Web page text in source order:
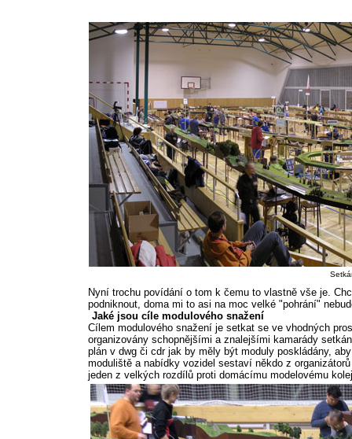
Nyní trochu povídání o tom k čemu to vlastně vše je.
podniknout, doma mi to asi na moc velké "pohrání"
Jaké jsou cíle modulového snažení
Cílem modulového snažení je setkat se ve vhodných
organizovány schopnějšími a znalejšími kamarády
plán v dwg či cdr jak by měly být moduly poskládány,
moduliště a nabídky vozidel sestaví někdo z
jeden z velkých rozdílů proti domácímu modelovému